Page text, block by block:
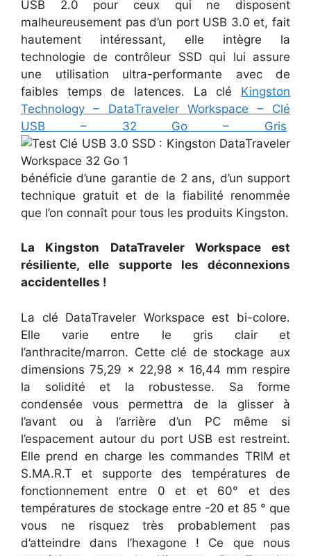
USB 2.0 pour ceux qui ne disposent
malheureusement pas d’un port USB 3.0 et, fait
hautement intéressant, elle intègre la
technologie de contrôleur SSD qui lui assure
une utilisation ultra-performante avec de
faibles temps de latences. La clé Kingston
Technology – DataTraveler Workspace – Clé
USB – 32 Go – Gris
bénéficie d’une garantie de 2 ans, d’un support
technique gratuit et de la fiabilité renommée
que l’on connaît pour tous les produits Kingston.
La Kingston DataTraveler Workspace est
résiliente, elle supporte les déconnexions
accidentelles !
La clé DataTraveler Workspace est bi-colore.
Elle varie entre le gris clair et
l’anthracite/marron. Cette clé de stockage aux
dimensions 75,29 x 22,98 x 16,44 mm respire
la solidité et la robustesse. Sa forme
condensée vous permettra de la glisser à
l’avant ou à l’arrière d’un PC même si
l’espacement autour du port USB est restreint.
Elle prend en charge les commandes TRIM et
S.MA.R.T et supporte des températures de
fonctionnement entre 0 et et 60° et des
températures de stockage entre -20 et 85 ° que
vous ne risquez très probablement pas
d’atteindre dans l’hexagone ! Ce que nous